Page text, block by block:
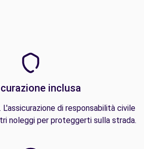
inclusa
di responsabilità civile
noleggi per proteggerti sulla strada.